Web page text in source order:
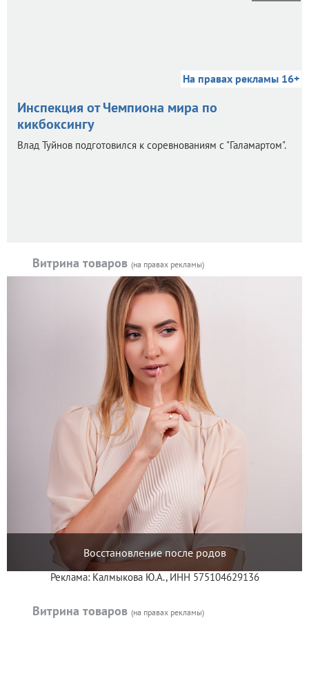
На правах рекламы 16+
Инспекция от Чемпиона мира по
кикбоксингу
Влад Туйнов подготовился к соревнованиям с "Галамартом".
Витрина товаров (на правах рекламы)
Восстановление после родов
Реклама: Калмыкова Ю.А., ИНН 575104629136
Витрина товаров (на правах рекламы)